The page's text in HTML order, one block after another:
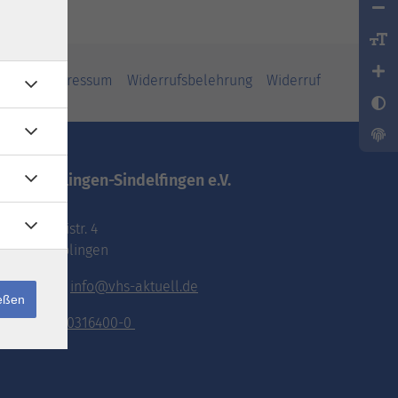
Impressum Widerrufsbelehrung Widerruf
vhs.Böblingen-Sindelfingen e.V.
Pestalozzistr. 4
71032 Böblingen
E-Mail: info@vhs-aktuell.de
Tel.: 070316400-0